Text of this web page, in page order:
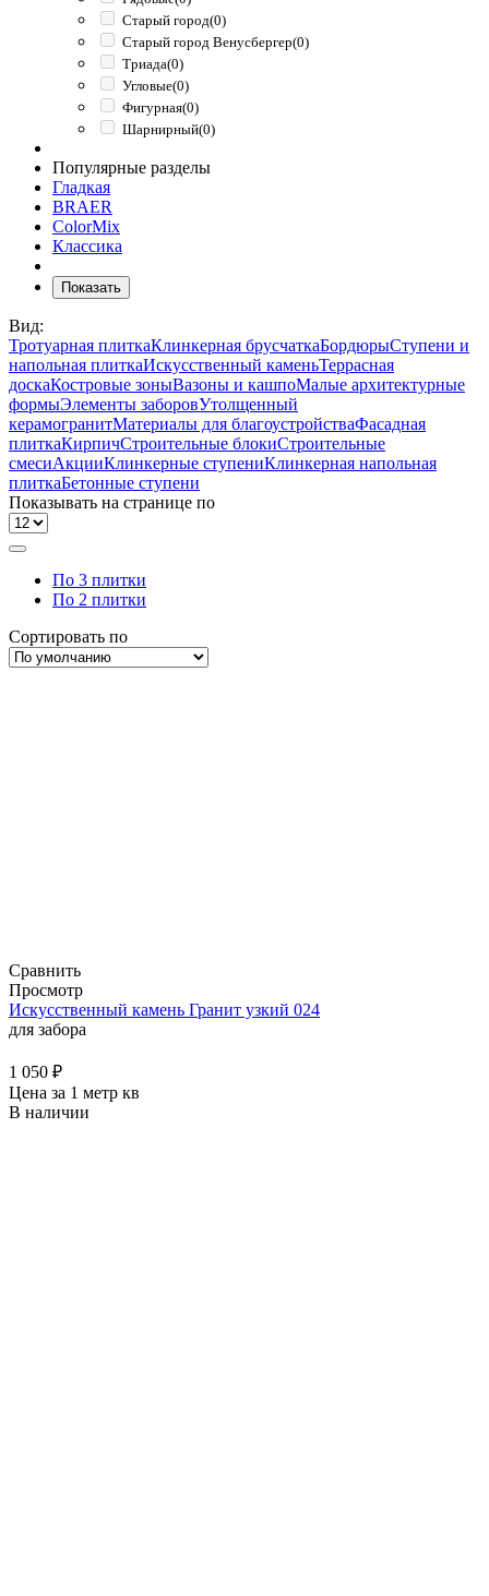
Старый город(0)
Старый город Венусбергер(0)
Триада(0)
Угловые(0)
Фигурная(0)
Шарнирный(0)
Популярные разделы
Гладкая
BRAER
ColorMix
Классика
Показать
Вид:
Тротуарная плиткаКлинкерная брусчаткаБордюрыСтупени и
напольная плиткаИскусственный каменьТеррасная
доскаКостровые зоныВазоны и кашпоМалые архитектурные
формыЭлементы заборовУтолщенный
керамогранитМатериалы для благоустройстваФасадная
плиткаКирпичСтроительные блокиСтроительные
смесиАкцииКлинкерные ступениКлинкерная напольная
плиткаБетонные ступени
Показывать на странице по
По 3 плитки
По 2 плитки
Сортировать по
Сравнить
Просмотр
Искусственный камень Гранит узкий 024
для забора
1 050 ₽
Цена за 1 метр кв
В наличии